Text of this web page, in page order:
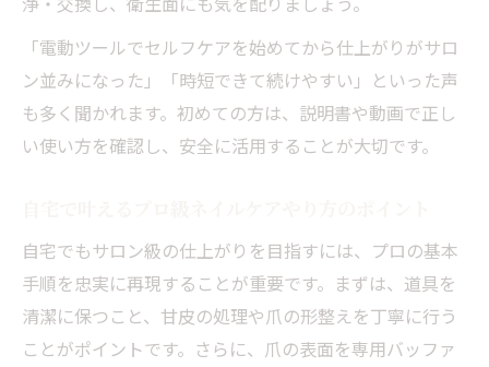
「電動ツールでセルフケアを始めてから仕上がりがサロ
ン並みになった」「時短できて続けやすい」といった声
も多く聞かれます。初めての方は、説明書や動画で正し
い使い方を確認し、安全に活用することが大切です。
自宅でもサロン級の仕上がりを目指すには、プロの基本
手順を忠実に再現することが重要です。まずは、道具を
清潔に保つこと、甘皮の処理や爪の形整えを丁寧に行う
ことがポイントです。さらに、爪の表面を専用バッファ